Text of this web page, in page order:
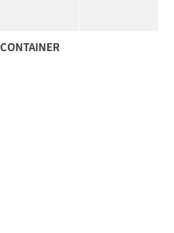
CONTAINER